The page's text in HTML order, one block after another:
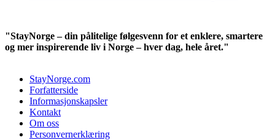
"StayNorge – din pålitelige følgesvenn for et enklere, smartere
og mer inspirerende liv i Norge – hver dag, hele året."
StayNorge.com
Forfatterside
Informasjonskapsler
Kontakt
Om oss
Personvernerklæring